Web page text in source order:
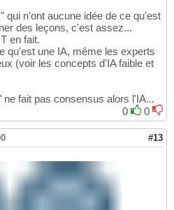
qui n'ont aucune idée de ce qu'est
des leçons, c'est assez...
en fait.
qu'est une IA, même les experts
(voir les concepts d'IA faible et
ne fait pas consensus alors l'IA...
0
0
#13